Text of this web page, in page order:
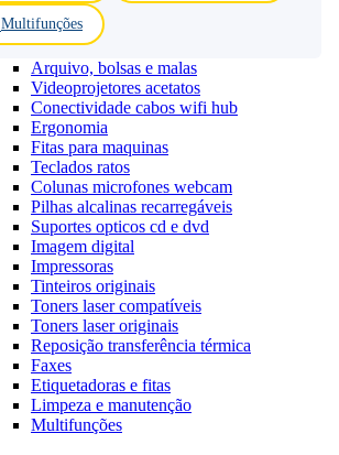
Multifunções
Arquivo, bolsas e malas
Videoprojetores acetatos
Conectividade cabos wifi hub
Ergonomia
Fitas para maquinas
Teclados ratos
Colunas microfones webcam
Pilhas alcalinas recarregáveis
Suportes opticos cd e dvd
Imagem digital
Impressoras
Tinteiros originais
Toners laser compatíveis
Toners laser originais
Reposição transferência térmica
Faxes
Etiquetadoras e fitas
Limpeza e manutenção
Multifunções